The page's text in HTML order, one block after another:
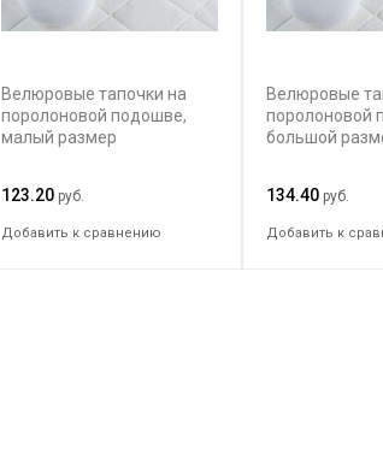
Велюровые тапочки на
поролоновой подошве,
малый размер
123.20 руб.
Добавить к сравнению
Велюровые
поролоновой
большой
134.40 руб.
Добавить к